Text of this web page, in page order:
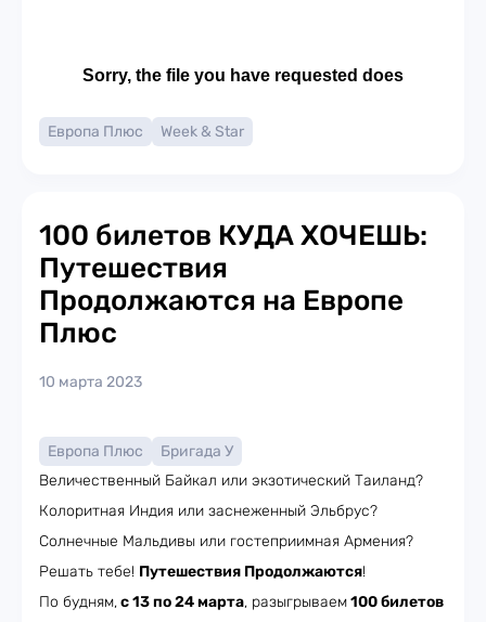
Европа Плюс Week & Star
100 билетов КУДА ХОЧЕШЬ:
Путешествия
Продолжаются на Европе
Плюс
10 марта 2023
Европа Плюс
Бригада У
Величественный Байкал или экзотический Таиланд?
Колоритная Индия или заснеженный Эльбрус?
Солнечные Мальдивы или гостеприимная Армения?
Решать тебе! Путешествия Продолжаются!
По будням,с 13 по 24 марта, разыгрываем100 билетов